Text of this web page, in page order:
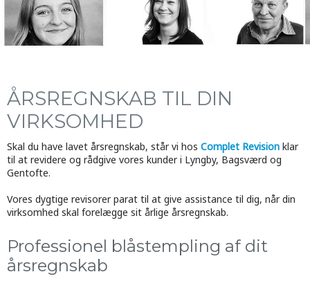
ÅRSREGNSKAB TIL DIN
VIRKSOMHED
Skal du have lavet årsregnskab, står vi hos Complet Revisionklar
til at revidere og rådgive vores kunder i Lyngby, Bagsværd og
Gentofte.
Vores dygtige revisorer parat til at give assistance til dig, når din
virksomhed skal forelægge sit årlige årsregnskab.
Professionel blåstempling af dit
årsregnskab